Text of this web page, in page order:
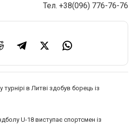
Тел. +38(096) 776-76-76
в Литві здобув борець із
U-18 виступає спортсмен із